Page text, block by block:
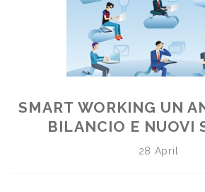
SMART WORKING UN
BILANCIO E NUOVI
28 April